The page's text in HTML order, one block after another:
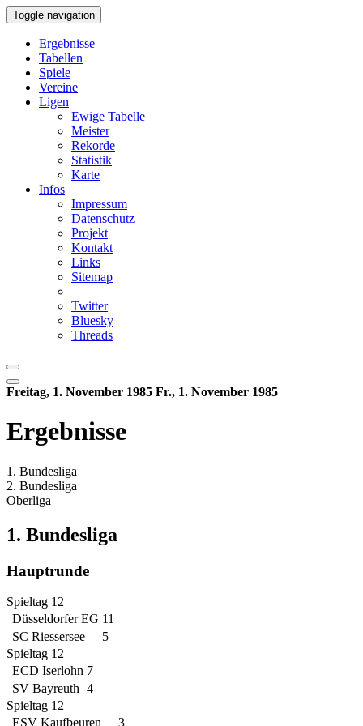
Toggle navigation
Ergebnisse
Tabellen
Spiele
Vereine
Ligen
Ewige Tabelle
Meister
Rekorde
Statistik
Karte
Infos
Impressum
Datenschutz
Projekt
Kontakt
Links
Sitemap
Twitter
Bluesky
Threads
Freitag, 1. November 1985 Fr., 1. November 1985
Ergebnisse
1. Bundesliga
2. Bundesliga
Oberliga
1. Bundesliga
Hauptrunde
Spieltag 12
Düsseldorfer EG 11
SC Riessersee
5
Spieltag 12
ECD Iserlohn 7
SV Bayreuth 4
Spieltag 12
ESV Kaufbeuren
3